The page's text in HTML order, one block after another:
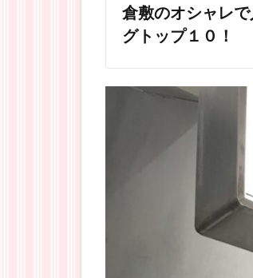
倉敷のオシャレ
グトップ１０！